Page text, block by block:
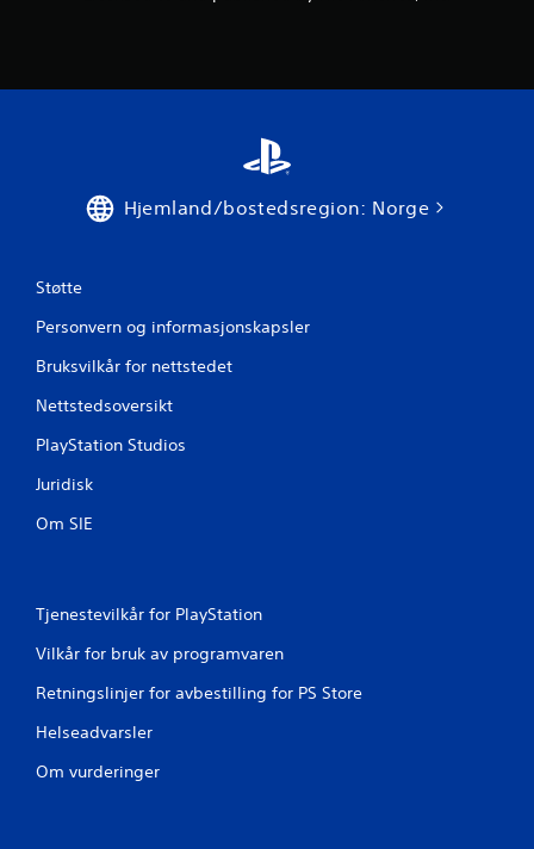
Hjemland/bostedsregion: Norge
Støtte
Personvern og informasjonskapsler
Bruksvilkår for nettstedet
Nettstedsoversikt
PlayStation Studios
Juridisk
Om SIE
Tjenestevilkår for PlayStation
Vilkår for bruk av programvaren
Retningslinjer for avbestilling for PS Store
Helseadvarsler
Om vurderinger